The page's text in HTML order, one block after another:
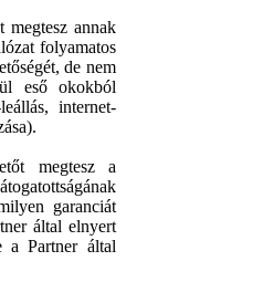
megtesz annak
folyamatos
de nem
eső okokból
internet-
megtesz a
garanciát
által elnyert
a Partner által